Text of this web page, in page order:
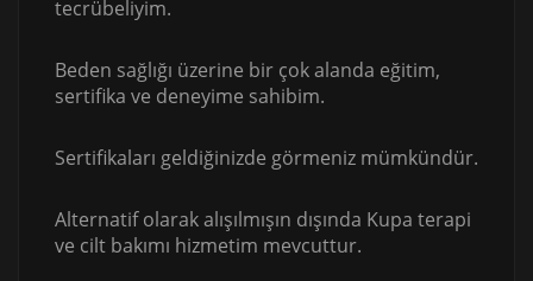
tecrübeliyim.
Beden sağlığı üzerine bir çok alanda eğitim,
sertifika ve deneyime sahibim.
Sertifikaları geldiğinizde görmeniz mümkündür.
Alternatif olarak alışılmışın dışında Kupa terapi
ve cilt bakımı hizmetim mevcuttur.